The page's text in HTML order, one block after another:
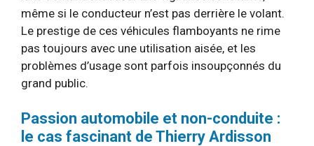
même si le conducteur n’est pas derrière le volant.
Le prestige de ces véhicules flamboyants ne rime
pas toujours avec une utilisation aisée, et les
problèmes d’usage sont parfois insoupçonnés du
grand public.
Passion automobile et non-conduite :
le cas fascinant de Thierry Ardisson